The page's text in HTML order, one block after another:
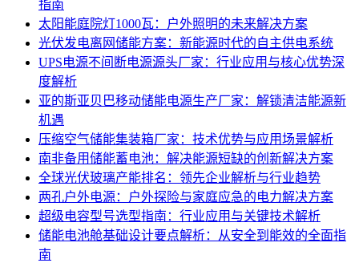
指南
太阳能庭院灯1000瓦：户外照明的未来解决方案
光伏发电离网储能方案：新能源时代的自主供电系统
UPS电源不间断电源源头厂家：行业应用与核心优势深
度解析
亚的斯亚贝巴移动储能电源生产厂家：解锁清洁能源新
机遇
压缩空气储能集装箱厂家：技术优势与应用场景解析
南非备用储能蓄电池：解决能源短缺的创新解决方案
全球光伏玻璃产能排名：领先企业解析与行业趋势
两孔户外电源：户外探险与家庭应急的电力解决方案
超级电容型号选型指南：行业应用与关键技术解析
储能电池舱基础设计要点解析：从安全到能效的全面指
南